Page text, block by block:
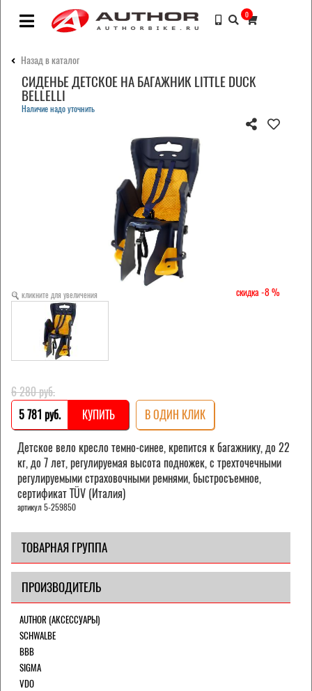
0
Назад в каталог
СИДЕНЬЕ ДЕТСКОЕ НА БАГАЖНИК LITTLE DUCK
BELLELLI
Наличие надо уточнить
-8
кликните для увеличения
6 280 pуб.
5 781 pуб.
КУПИТЬ В ОДИН КЛИК
Детское вело кресло темно-синее, крепится к багажнику, до 22
кг, до 7 лет, регулируемая высота подножек, с трехточечными
регулируемыми страховочными ремнями, быстросъемное,
cертификат TÜV (Италия)
артикул 5-259850
ТОВАРНАЯ ГРУППА
ПРОИЗВОДИТЕЛЬ
AUTHOR (АКСЕССУАРЫ)
SCHWALBE
BBB
SIGMA
VDO